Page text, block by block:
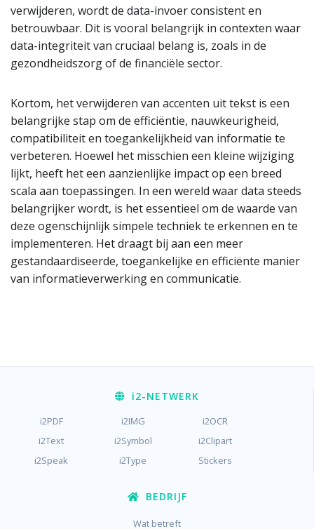
verwijderen, wordt de data-invoer consistent en
betrouwbaar. Dit is vooral belangrijk in contexten waar
data-integriteit van cruciaal belang is, zoals in de
gezondheidszorg of de financiële sector.
Kortom, het verwijderen van accenten uit tekst is een
belangrijke stap om de efficiëntie, nauwkeurigheid,
compatibiliteit en toegankelijkheid van informatie te
verbeteren. Hoewel het misschien een kleine wijziging
lijkt, heeft het een aanzienlijke impact op een breed
scala aan toepassingen. In een wereld waar data steeds
belangrijker wordt, is het essentieel om de waarde van
deze ogenschijnlijk simpele techniek te erkennen en te
implementeren. Het draagt bij aan een meer
gestandaardiseerde, toegankelijke en efficiënte manier
van informatieverwerking en communicatie.
i2-NETWERK
i2PDF i2IMG
i2OCR
i2Text
i2Symbol
i2Clipart
i2Speak
i2Type Stickers
BEDRIJF
Wat betreft